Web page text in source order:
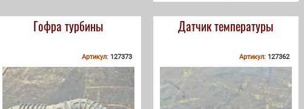
Гофра турбины
Артикул: 127373
Датчик температуры
Артикул: 127362